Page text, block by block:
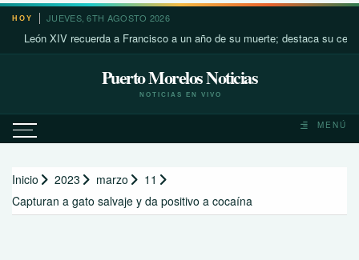
Saltar
contenido
HOY JUEVES, 6TH AGOSTO 2026
XIV recuerda a Francisco a un año de su muerte; destaca su cercanía
Puerto Morelos Noticias
NOTICIAS EN VIVO
MENÚ
Inicio 2023 marzo
11
Capturan a gato salvaje y da positivo a cocaína